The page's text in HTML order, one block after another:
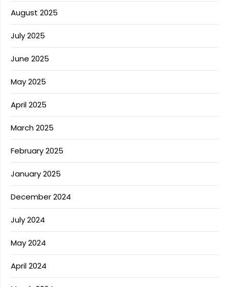
August 2025
July 2025
June 2025
May 2025
April 2025
March 2025
February 2025
January 2025
December 2024
July 2024
May 2024
April 2024